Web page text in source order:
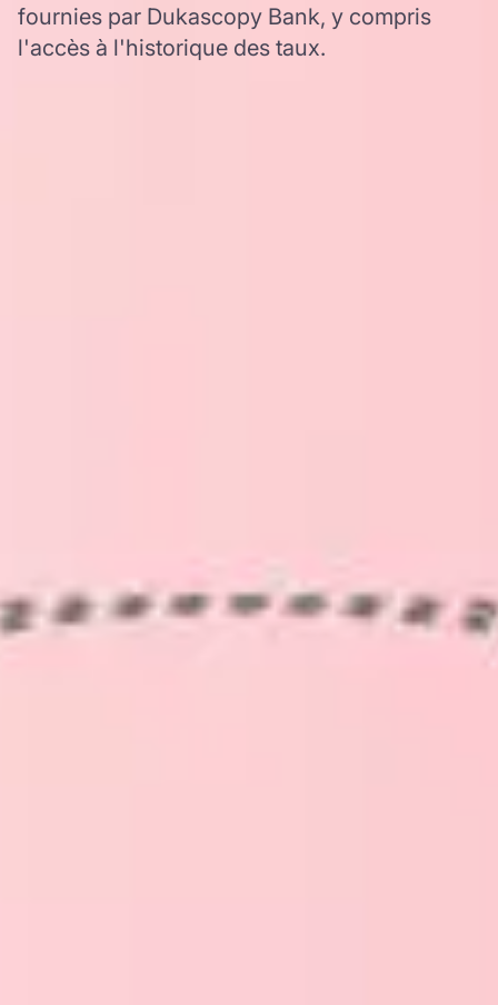
fournies par Dukascopy Bank, y compris
l'accès à l'historique des taux.